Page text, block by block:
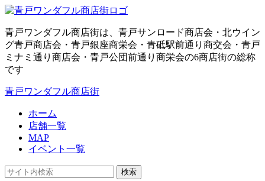
青戸ワンダフル商店街は、青戸サンロード商店会・北ウイン
グ青戸商店会・青戸銀座商栄会・青砥駅前通り商交会・青戸
ミナミ通り商店会・青戸公団前通り商栄会の6商店街の総称
です
青戸ワンダフル商店街
ホーム
店舗一覧
MAP
イベント一覧
検索